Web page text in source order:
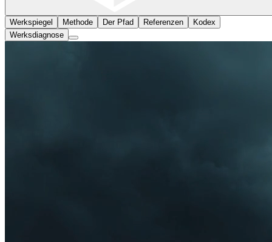
Werkspiegel Methode Der Pfad Referenzen
Kodex
Werksdiagnose